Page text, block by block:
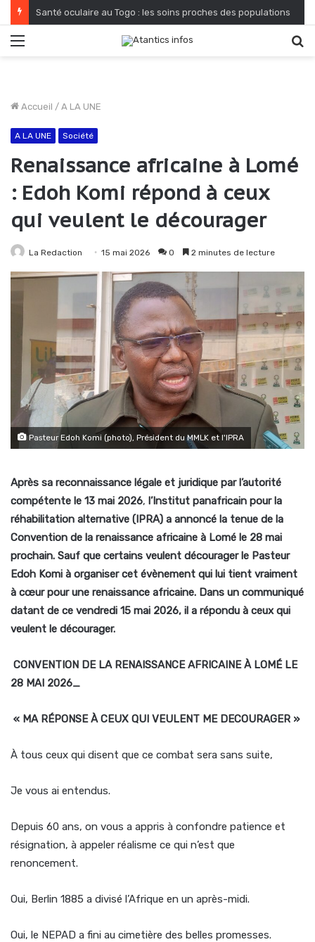
Santé oculaire au Togo : les soins proches des populations
Accueil / A LA UNE
A LA UNE Société
Renaissance africaine à Lomé
: Edoh Komi répond à ceux
qui veulent le décourager
La Redaction 15 mai 2026 0 2 minutes de lecture
Pasteur Edoh Komi (photo), Président du MMLK et l'IPRA
Après sa reconnaissance légale et juridique par l’autorité
compétente le 13 mai 2026, l’Institut panafricain pour la
réhabilitation alternative (IPRA) a annoncé la tenue de la
Convention de la renaissance africaine à Lomé le 28 mai
prochain. Sauf que certains veulent décourager le Pasteur
Edoh Komi à organiser cet évènement qui lui tient vraiment
à cœur pour une renaissance africaine. Dans un communiqué
datant de ce vendredi 15 mai 2026, il a répondu à ceux qui
veulent le décourager.
CONVENTION DE LA RENAISSANCE AFRICAINE À LOMÉ LE
28 MAI 2026_
« MA RÉPONSE À CEUX QUI VEULENT ME DECOURAGER »
À tous ceux qui disent que ce combat sera sans suite,
Je vous ai entendus.
Depuis 60 ans, on vous a appris à confondre patience et
résignation, à appeler réalisme ce qui n’est que
renoncement.
Oui, Berlin 1885 a divisé l’Afrique en un après-midi.
Oui, le NEPAD a fini au cimetière des belles promesses.